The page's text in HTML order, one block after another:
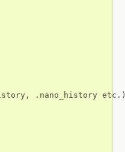
.nano_history